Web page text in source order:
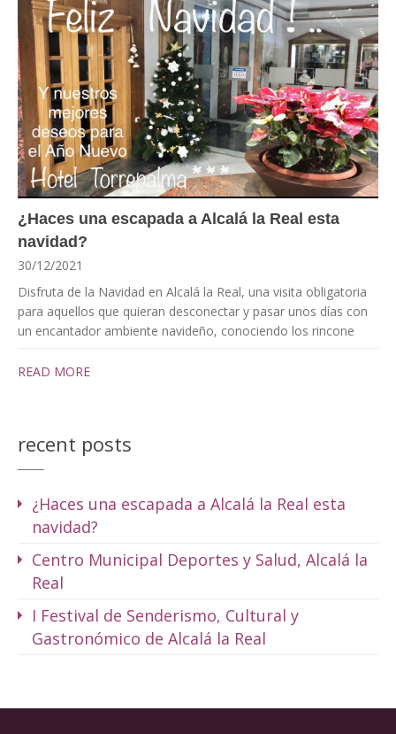
¿Haces una escapada a Alcalá la Real esta
navidad?
30/12/2021
Disfruta de la Navidad en Alcalá la Real, una visita obligatoria
para aquellos que quieran desconectar y pasar unos días con
un encantador ambiente navideño, conociendo los rincone
READ MORE
recent posts
¿Haces una escapada a Alcalá la Real esta
navidad?
Centro Municipal Deportes y Salud, Alcalá la
Real
I Festival de Senderismo, Cultural y
Gastronómico de Alcalá la Real